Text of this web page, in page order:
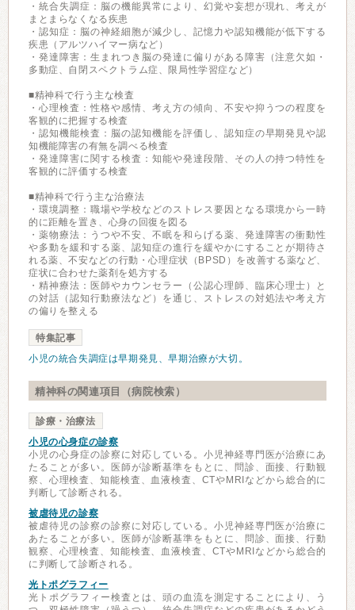
・統合失調症：脳の機能異常により、幻覚や妄想が現れ、考えが
まとまらなくなる疾患
・認知症：脳の神経細胞が減少し、記憶力や認知機能が低下する
疾患（アルツハイマー病など）
・発達障害：生まれつき脳の発達に偏りがある障害（注意欠如・
多動症、自閉スペクトラム症、限局性学習症など）
■精神科で行う主な検査
・心理検査：性格や感情、考え方の傾向、不安や抑うつの程度を
客観的に把握する検査
・認知機能検査：脳の認知機能を評価し、認知症の早期発見や認
知機能障害の有無を調べる検査
・発達障害に関する検査：知能や発達段階、その人の持つ特性を
客観的に評価する検査
■精神科で行う主な治療法
・環境調整：職場や学校などのストレス要因となる環境から一時
的に距離を置き、心身の回復を図る
・薬物療法：うつや不安、不眠を和らげる薬、発達障害の衝動性
や多動を緩和する薬、認知症の進行を緩やかにすることが期待さ
れる薬、不安などの行動・心理症状（BPSD）を改善する薬など、
症状に合わせた薬剤を処方する
・精神療法：医師やカウンセラー（公認心理師、臨床心理士）と
の対話（認知行動療法など）を通じ、ストレスの対処法や考え方
の偏りを整える
特集記事
小児の統合失調症は早期発見、早期治療が大切。
精神科の関連項目（病院検索）
診療・治療法
小児の心身症の診察
小児の心身症の診察に対応している。小児神経専門医が治療にあ
たることが多い。医師が診断基準をもとに、問診、面接、行動観
察、心理検査、知能検査、血液検査、CTやMRIなどから総合的に
判断して診断される。
被虐待児の診察
被虐待児の診察の診察に対応している。小児神経専門医が治療に
あたることが多い。医師が診断基準をもとに、問診、面接、行動
観察、心理検査、知能検査、血液検査、CTやMRIなどから総合的
に判断して診断される。
光トポグラフィー
光トポグラフィー検査とは、頭の血流を測定することにより、う